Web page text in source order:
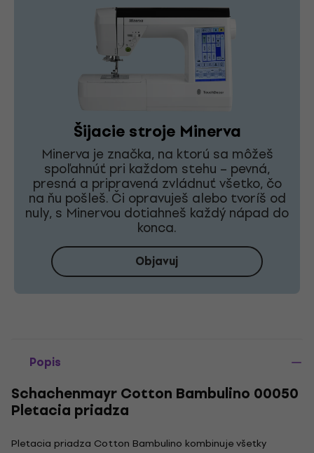
Šijacie stroje Minerva
Minerva je značka, na ktorú sa môžeš
spoľahnúť pri každom stehu – pevná,
presná a pripravená zvládnuť všetko, čo
na ňu pošleš. Či opravuješ alebo tvoríš od
nuly, s Minervou dotiahneš každý nápad do
konca.
Objavuj
Popis
Schachenmayr Cotton Bambulino 00050
Pletacia priadza
Pletacia priadza Cotton Bambulino kombinuje všetky